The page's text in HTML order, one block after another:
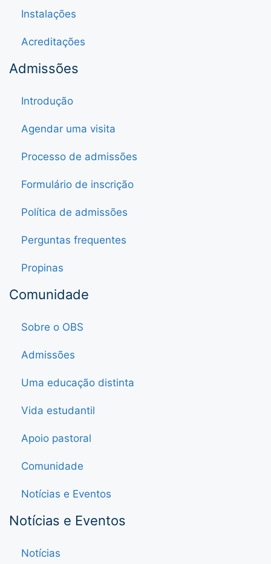
Instalações
Acreditações
Admissões
Introdução
Agendar uma visita
Processo de admissões
Formulário de inscrição
Política de admissões
Perguntas frequentes
Propinas
Comunidade
Sobre o OBS
Admissões
Uma educação distinta
Vida estudantil
Apoio pastoral
Comunidade
Notícias e Eventos
Notícias e Eventos
Notícias